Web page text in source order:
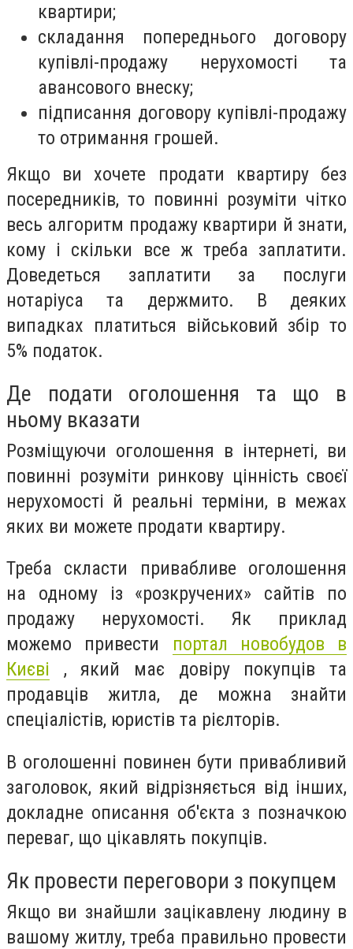
квартири;
складання попереднього договору
купівлі-продажу нерухомості та
авансового внеску;
підписання договору купівлі-продажу
то отримання грошей.
Якщо ви хочете продати квартиру без
посередників, то повинні розуміти чітко
весь алгоритм продажу квартири й знати,
кому і скільки все ж треба заплатити.
Доведеться заплатити за послуги
нотаріуса та держмито. В деяких
випадках платиться військовий збір то
5% податок.
Де подати оголошення та що в
ньому вказати
Розміщуючи оголошення в інтернеті, ви
повинні розуміти ринкову цінність своєї
нерухомості й реальні терміни, в межах
яких ви можете продати квартиру.
Треба скласти привабливе оголошення
на одному із «розкручених» сайтів по
продажу нерухомості. Як приклад
можемо привести портал новобудов в
Києві , який має довіру покупців та
продавців житла, де можна знайти
спеціалістів, юристів та рієлторів.
В оголошенні повинен бути привабливий
заголовок, який відрізняється від інших,
докладне описання об'єкта з позначкою
переваг, що цікавлять покупців.
Як провести переговори з покупцем
Якщо ви знайшли зацікавлену людину в
вашому житлу, треба правильно провести